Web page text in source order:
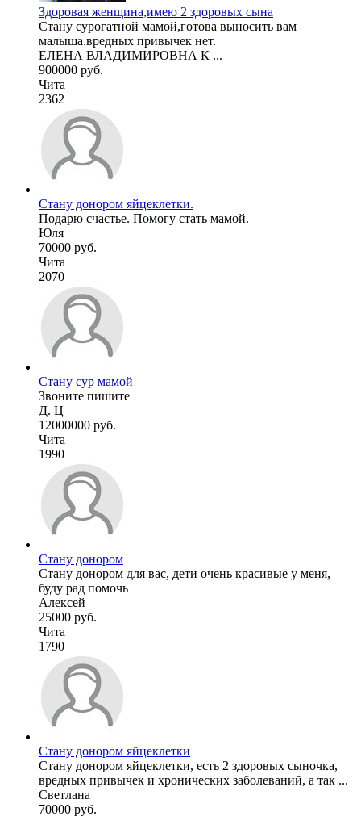
Здоровая женщина,имею 2 здоровых сына
Стану сурогатной мамой,готова выносить вам
малыша.вредных привычек нет.
ЕЛЕНА ВЛАДИМИРОВНА К ...
900000 руб.
Чита
2362
Стану донором яйцеклетки.
Подарю счастье. Помогу стать мамой.
Юля
70000 руб.
Чита
2070
Стану сур мамой
Звоните пишите
Д. Ц
12000000 руб.
Чита
1990
Стану донором
Стану донором для вас, дети очень красивые у меня,
буду рад помочь
Алексей
25000 руб.
Чита
1790
Стану донором яйцеклетки
Стану донором яйцеклетки, есть 2 здоровых сыночка,
вредных привычек и хронических заболеваний, а так ...
Светлана
70000 руб.